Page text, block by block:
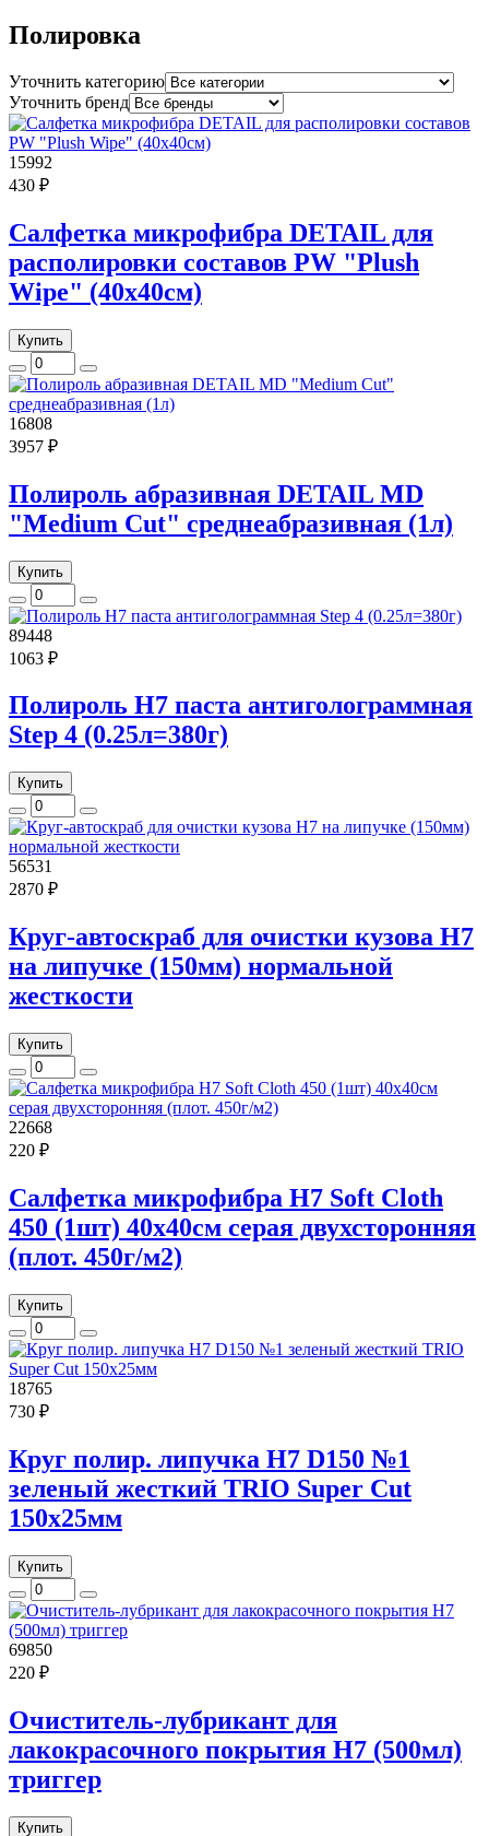
Полировка
Уточнить категорию
Уточнить бренд
15992
430 ₽
Салфетка микрофибра DETAIL для
располировки составов PW "Plush
Wipe" (40х40см)
Купить
16808
3957 ₽
Полироль абразивная DETAIL MD
"Medium Cut" среднеабразивная (1л)
Купить
89448
1063 ₽
Полироль H7 паста антиголограммная
Step 4 (0.25л=380г)
Купить
56531
2870 ₽
Круг-автоскраб для очистки кузова H7
на липучке (150мм) нормальной
жесткости
Купить
22668
220 ₽
Салфетка микрофибра H7 Soft Cloth
450 (1шт) 40x40см серая двухсторонняя
(плот. 450г/м2)
Купить
18765
730 ₽
Круг полир. липучка H7 D150 №1
зеленый жесткий TRIO Super Cut
150х25мм
Купить
69850
220 ₽
Очиститель-лубрикант для
лакокрасочного покрытия H7 (500мл)
триггер
Купить